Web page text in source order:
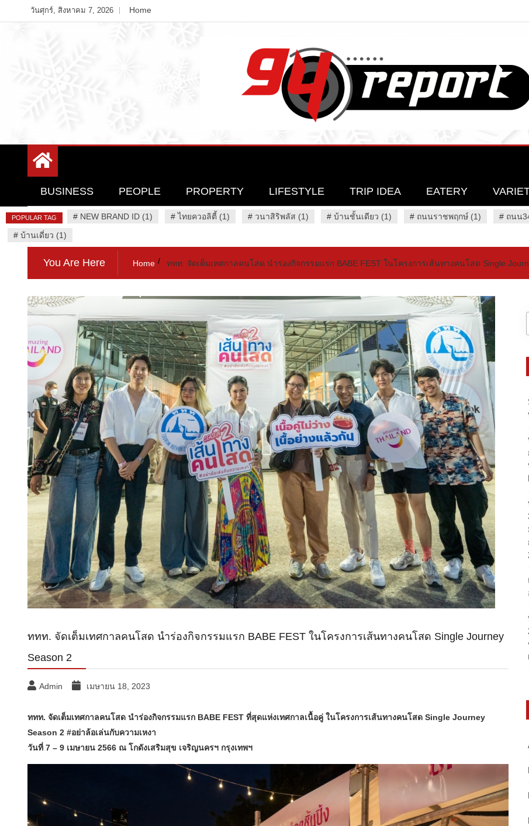
to
วันศุกร์, สิงหาคม 7, 2026 Home
94 Report.com
BUSINESS PEOPLE PROPERTY LIFESTYLE TRIP IDEA EATERY
POPULAR TAG # NEW BRAND ID (1) #ไทยควอลิตี้ (1) # วนาสิริพลัส (1) # บ้านชั้นเดียว (1) # ถนนราชพฤกษ์ (1) # ถนน
# บ้านเดี่ยว (1)
You Are Here Home ททท. จัดเต็มเทศกาลคนโสด นำร่องกิจกรรมแรก BABE FEST ในโครงการเส้นทางคนโสด Single
ททท. จัดเต็มเทศกาลคนโสด นำร่องกิจกรรมแรก BABE FEST ในโครงการเส้นทางคนโสด Single Journey
Season 2
Admin เมษายน 18, 2023
ททท. จัดเต็มเทศกาลคนโสด นำร่องกิจกรรมแรก BABE FEST ที่สุดแห่งเทศกาลเนื้อคู่ ในโครงการเส้นทางคนโสด Single Journey
Season 2 #อย่าล้อเล่นกับความเหงา
วันที่ 7 – 9 เมษายน 2566 ณ โกดังเสริมสุข เจริญนครฯ กรุงเทพฯ